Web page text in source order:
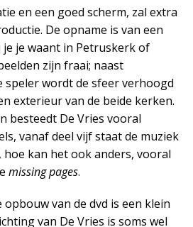
en een goed scherm, zal extra
De opname is van een
je waant in Petruskerk of
zijn fraai; naast
speler wordt de sfeer verhoogd
exterieur van de beide kerken.
besteedt De Vries vooral
vanaf deel vijf staat de muziek
kan het ook anders, vooral
missing pages.
van de dvd is een klein
van De Vries is soms wel